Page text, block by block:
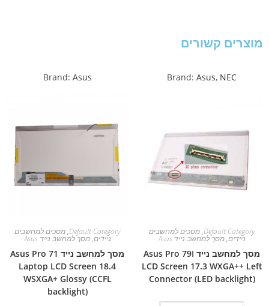
מוצרים קשורים
Brand: Asus, NEC
Default Category
,מסכים למחשבים
ניידים,מסך למחשב נייד Asus
מסך למחשב נייד Asus Pro 79I
LCD Screen 17.3 WXGA++ Left
Connector (LED backlight)
Brand: Asus
Default Category
,מסכים למחשבים
ניידים,מסך למחשב נייד Asus
מסך למחשב נייד Asus Pro 71
Laptop LCD Screen 18.4
WSXGA+ Glossy (CCFL
backlight)